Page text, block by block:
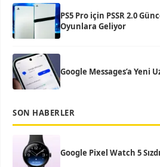
PS5 Pro için PSSR 2.0
Oyunlara Geliyor
Google Messages’a Yeni
SON HABERLER
Google Pixel Watch 5